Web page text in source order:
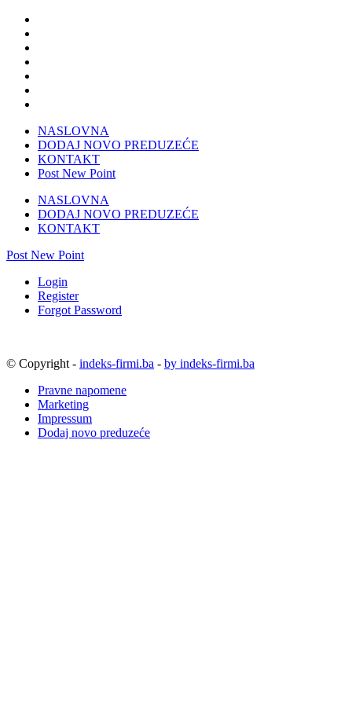
NASLOVNA
DODAJ NOVO PREDUZEĆE
KONTAKT
Post New Point
NASLOVNA
DODAJ NOVO PREDUZEĆE
KONTAKT
Post New Point
Login
Register
Forgot Password
© Copyright - indeks-firmi.ba - by indeks-firmi.ba
Pravne napomene
Marketing
Impressum
Dodaj novo preduzeće